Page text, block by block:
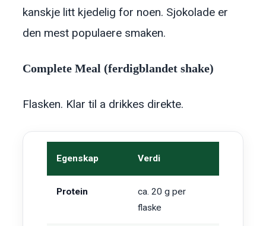
kanskje litt kjedelig for noen. Sjokolade er
den mest populaere smaken.
Complete Meal (ferdigblandet shake)
Flasken. Klar til a drikkes direkte.
Egenskap Verdi
Protein
ca. 20 g per
flaske